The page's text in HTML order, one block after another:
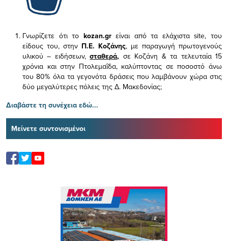
Γνωρίζετε ότι το kozan.gr είναι από τα ελάχισταsite, του
είδους του, στην Π.Ε. Κοζάνης, με παραγωγή πρωτογενούς
υλικού – ειδήσεων,σταθερά, σε Κοζάνη & τα τελευταία 15
χρόνια και στην Πτολεμαΐδα, καλύπτοντας σε ποσοστό άνω
του 80% όλα τα γεγονότα δράσεις που λαμβάνουν χώρα στις
δύο μεγαλύτερες πόλεις της Δ. Μακεδονίας;
Διαβάστε τη συνέχεια εδώ...
Μείνετε συντονισμένοι